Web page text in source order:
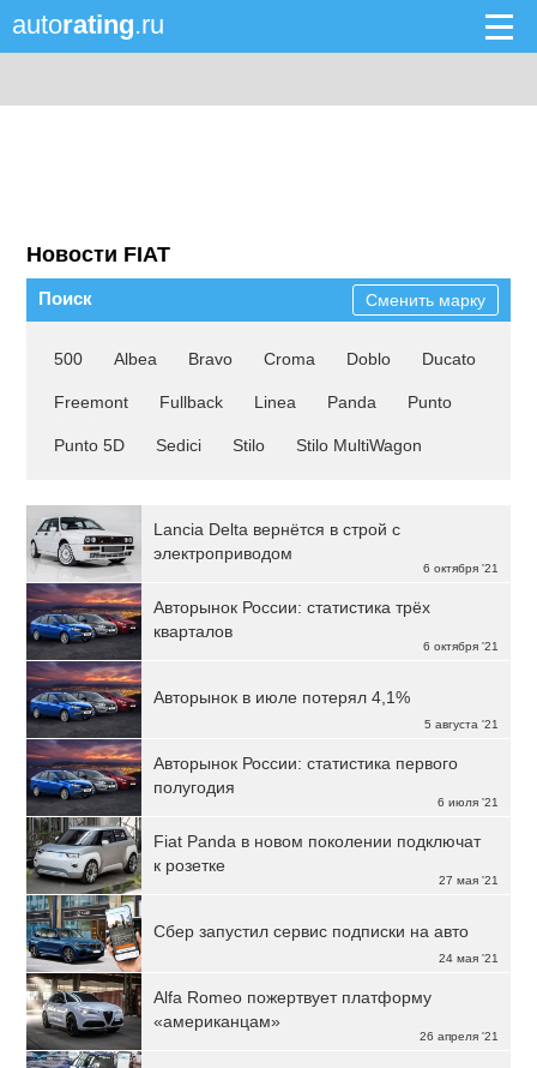
autorating.ru
Новости FIAT
Поиск Сменить марку
500 Albea Bravo Croma Doblo Ducato
Freemont Fullback Linea Panda Punto
Punto 5D Sedici Stilo Stilo MultiWagon
6 октября '21
Lancia Delta вернётся в строй с
электроприводом
6 октября '21
Авторынок России: статистика трёх
кварталов
5 августа '21
Авторынок в июле потерял 4,1%
6 июля '21
Авторынок России: статистика первого
полугодия
27 мая '21
Fiat Panda в новом поколении подключат
к розетке
24 мая '21
Сбер запустил сервис подписки на авто
26 апреля '21
Alfa Romeo пожертвует платформу
«американцам»